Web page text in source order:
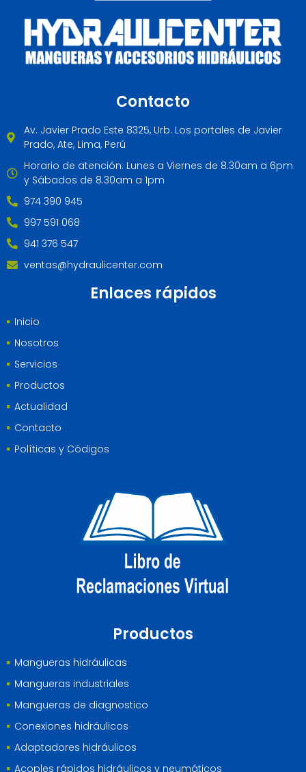
Contacto
Av. Javier Prado Este 8325, Urb. Los portales de Javier
Prado, Ate, Lima, Perú
Horario de atención: Lunes a Viernes de 8.30am a 6pm
y Sábados de 8.30am a 1pm
974 390 945
997 591 068
941 376 547
ventas@hydraulicenter.com
Enlaces rápidos
Inicio
Nosotros
Servicios
Productos
Actualidad
Contacto
Políticas y Códigos
Productos
Mangueras hidráulicas
Mangueras industriales
Mangueras de diagnostico
Conexiones hidráulicos
Adaptadores hidráulicos
Acoples rápidos hidráulicos y neumáticos